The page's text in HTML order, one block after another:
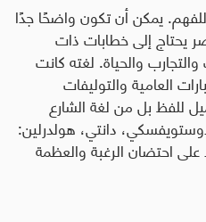
يمكن أن تكون واضحًا جدًا
يحتاج إلى خطابات ذات
والحياة. لغته كانت
العامية والتوليفات
للفظ بل من لغة الشارع
دانتي، هولدرلين:
على احتضان الرغبة والعظمة